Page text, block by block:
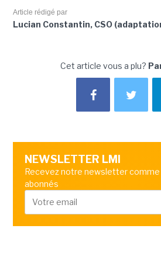
Article rédigé par
Lucian Constantin, CSO
Cet article vous a plu?
NEWSLETTER LMI
Recevez notre newsletter
abonnés